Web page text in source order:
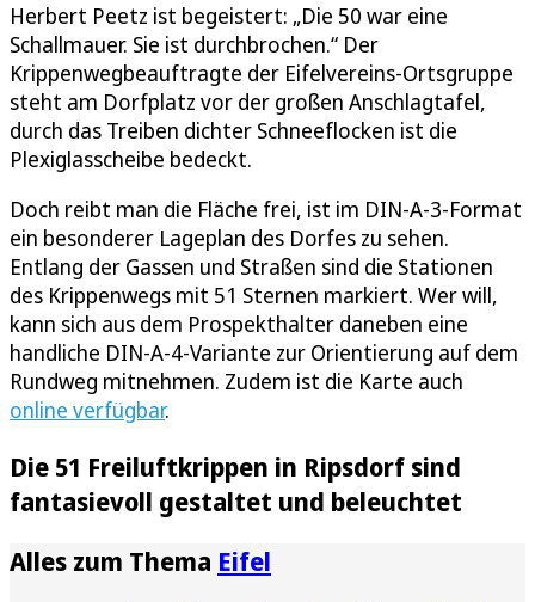
Herbert Peetz ist begeistert: „Die 50 war eine
Schallmauer. Sie ist durchbrochen.“ Der
Krippenwegbeauftragte der Eifelvereins-Ortsgruppe
steht am Dorfplatz vor der großen Anschlagtafel,
durch das Treiben dichter Schneeflocken ist die
Plexiglasscheibe bedeckt.
Doch reibt man die Fläche frei, ist im DIN-A-3-Format
ein besonderer Lageplan des Dorfes zu sehen.
Entlang der Gassen und Straßen sind die Stationen
des Krippenwegs mit 51 Sternen markiert. Wer will,
kann sich aus dem Prospekthalter daneben eine
handliche DIN-A-4-Variante zur Orientierung auf dem
Rundweg mitnehmen. Zudem ist die Karte auch
online verfügbar.
Die 51 Freiluftkrippen in Ripsdorf sind
fantasievoll gestaltet und beleuchtet
Alles zum Thema Eifel